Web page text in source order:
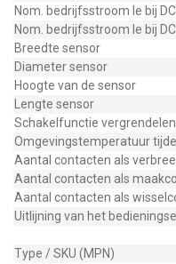
Nom. bedrijfsstroom Ie bij
Nom. bedrijfsstroom Ie bij
Breedte sensor
Diameter sensor
Hoogte van de sensor
Lengte sensor
Schakelfunctie
Omgevingstemperatuur
Aantal contacten als
Aantal contacten als
Aantal contacten als
Uitlijning van het
Type / SKU (MPN)